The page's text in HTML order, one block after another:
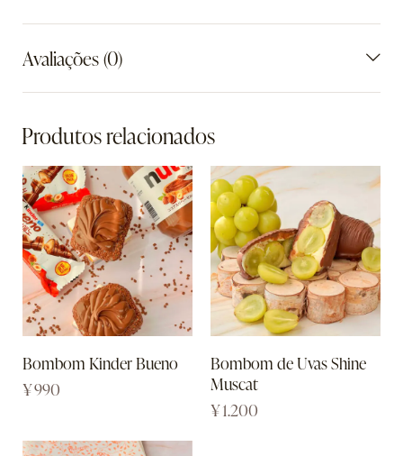
Avaliações (0)
Produtos relacionados
Bombom Kinder Bueno
¥990
Bombom de Uvas Shine
Muscat
¥1.200